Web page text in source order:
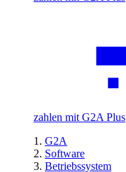
zahlen mit G2A Plus
G2A
Software
Betriebssystem